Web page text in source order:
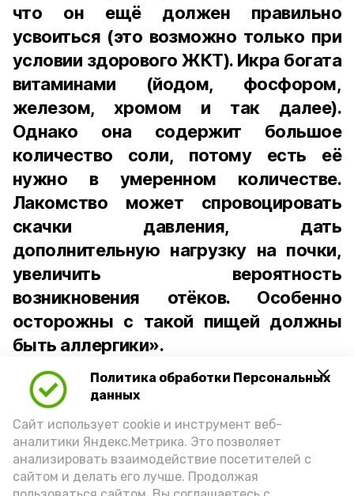
Политика обработки Персональных
данных
Сайт использует cookie и инструмент веб-
аналитики Яндекс.Метрика. Это позволяет
анализировать взаимодействие посетителей с
сайтом и делать его лучше. Продолжая
что он ещё должен правильно
усвоиться (это возможно только при
условии здорового ЖКТ). Икра богата
витаминами (йодом, фосфором,
железом, хромом и так далее).
Однако она содержит большое
количество соли, потому есть её
нужно в умеренном количестве.
Лакомство может спровоцировать
скачки давления, дать
дополнительную нагрузку на почки,
увеличить вероятность
возникновения отёков. Особенно
осторожны с такой пищей должны
быть аллергики».
Для взрослого человека безопасной
порцией икры считается 30-50 граммов
(2-3 ложки). При этом следует обратить
внимание на хлеб, с которым она
подаётся: лучше выбирать
цельнозерновой, с мукой грубого